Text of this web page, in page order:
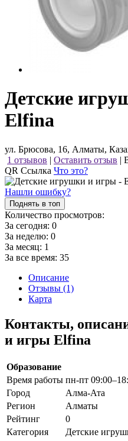
Детские
Elfina
ул. Брюсова, 16, Алматы,
1 отзывов | Оставить отзыв |
QR Ссылка Что это?
Нашли ошибку?
Поднять в топ
Количество просмотров:
За сегодня: 0
За неделю: 0
За месяц: 1
За все время: 35
Описание
Отзывы (1)
Карта
Контакты,
и игры Elfina
Образование
Время работы пн-пт
Город
Алма-Ата
Регион
Алматы
Рейтинг
0
Категория
Детские